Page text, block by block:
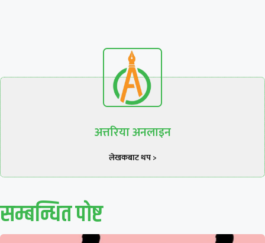
अत्तरिया अनलाइन
लेखकबाट थप >
सम्बन्धित पाेष्ट